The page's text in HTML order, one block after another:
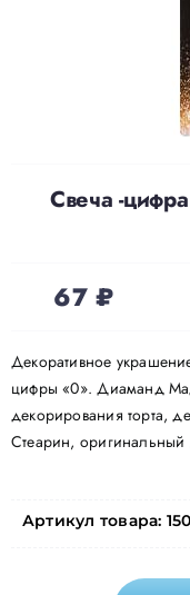
Отзывы
Контакты
Политика
Свеча -
67₽
Декоративное
цифры «0». Диаманд
декорирования торта,
Стеарин,
Артикул товара: